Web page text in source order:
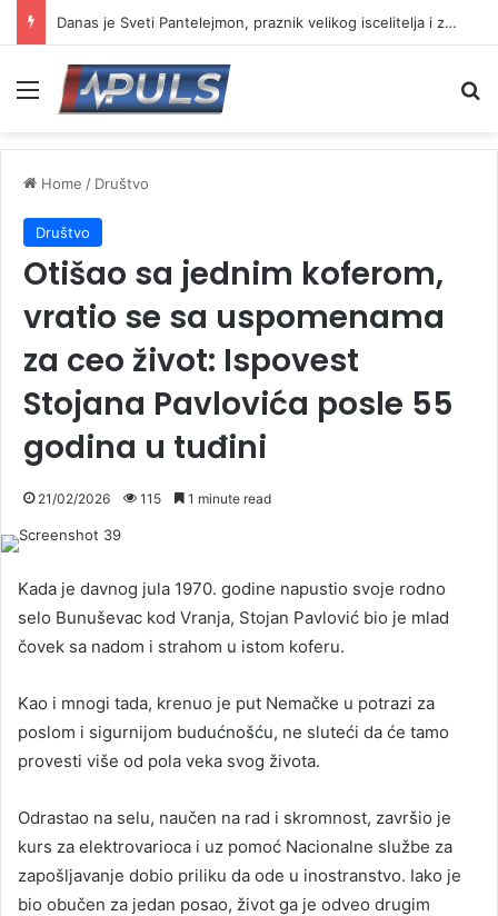
Danas je Sveti Pantelejmon, praznik velikog iscelitelja i zaštitnika bolesnih
Menu
Home / Društvo
Društvo
Otišao sa jednim koferom,
vratio se sa uspomenama
za ceo život: Ispovest
Stojana Pavlovića posle 55
godina u tuđini
21/02/2026 115 1 minute read
Kada je davnog jula 1970. godine napustio svoje rodno
selo Bunuševac kod Vranja, Stojan Pavlović bio je mlad
čovek sa nadom i strahom u istom koferu.
Kao i mnogi tada, krenuo je put Nemačke u potrazi za
poslom i sigurnijom budućnošću, ne sluteći da će tamo
provesti više od pola veka svog života.
Odrastao na selu, naučen na rad i skromnost, završio je
kurs za elektrovarioca i uz pomoć Nacionalne službe za
zapošljavanje dobio priliku da ode u inostranstvo. Iako je
bio obučen za jedan posao, život ga je odveo drugim